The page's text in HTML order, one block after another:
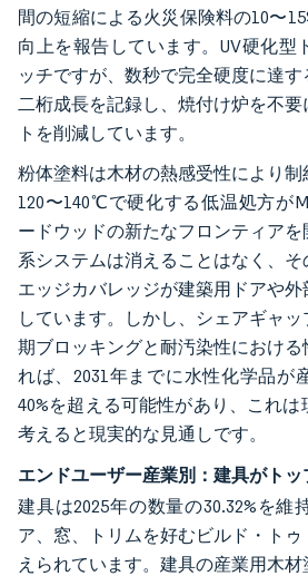
間の短縮による火災保険料の10〜
向上を報告しています。UV硬化型
ッチですが、数秒で完全硬度に達
二桁成長を記録し、焼付け炉を不
トを削減しています。
粉体塗料は木材の熱感受性により制
120〜140℃で硬化する低温処方が
ードウッドの新たなフロンティア
系システムは消えることはなく、
エッジカバレッジが建築用ドアや
しています。しかし、シェアギャ
期ブロッキングと耐汚染性におけ
れば、2031年までに水性化学品が
40%を超える可能性があり、これ
考えると現実的な見通しです。
エンドユーザー産業別：建具がト
建具は2025年の数量の30.32%を維
ア、窓、トリムを好むビルド・ト
えられています。建具の産業用木